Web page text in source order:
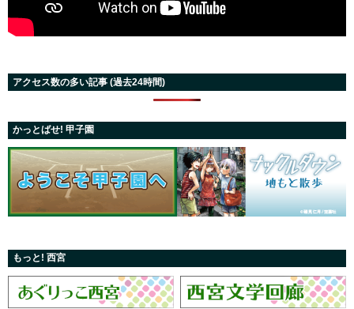
アクセス数の多い記事 (過去24時間)
かっとばせ! 甲子園
もっと! 西宮